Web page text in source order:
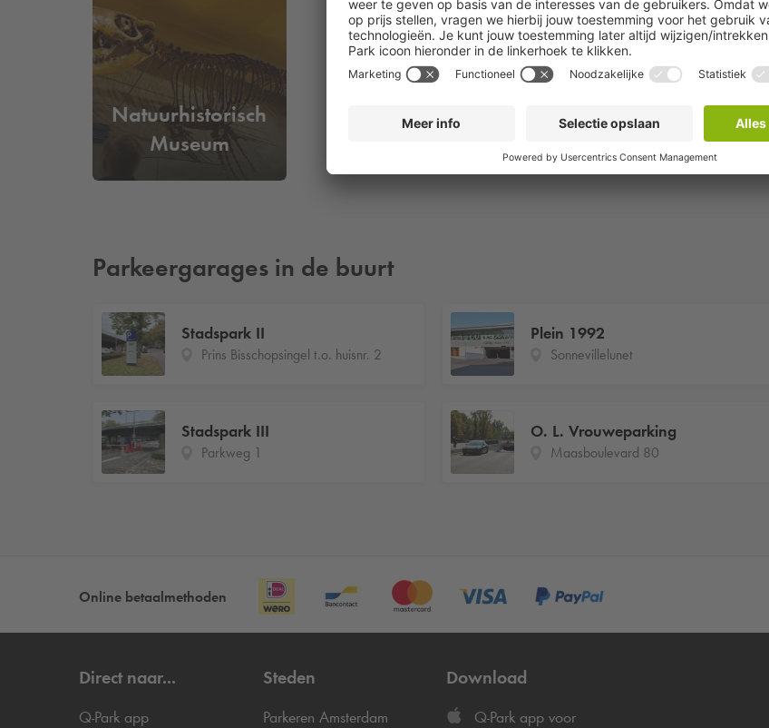
Natuurhistorisch
Museum
Parkeergarages in de buurt
Stadspark II
Prins Bisschopsingel t.o. huisnr. 2
Stadspark III
Parkweg 1
Plein 1992
Sonnevillelunet
O. L. Vrouweparking
Maasboulevard 80
Online betaalmethoden
Direct naar...
Q-Park app
Steden
Parkeren Amsterdam
Download
Q-Park app voor